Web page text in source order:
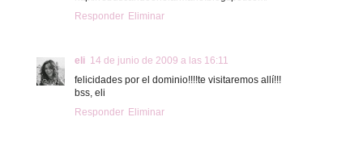
Responder Eliminar
eli 14 de junio de 2009 a las 16:11
felicidades por el dominio!!!!te visitaremos allí!!!
bss, eli
Responder Eliminar